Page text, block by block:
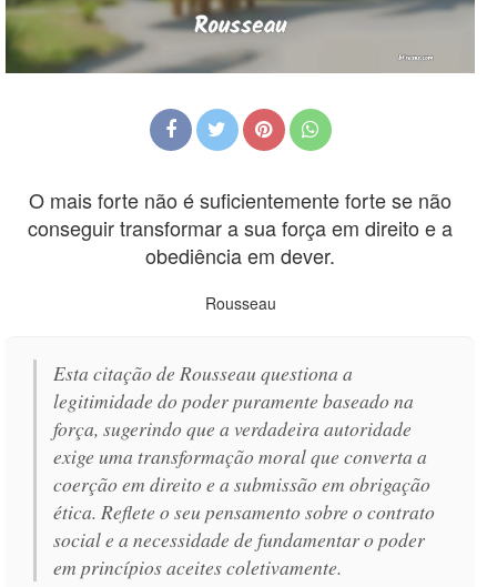
O mais forte não é suficientemente forte se não
conseguir transformar a sua força em direito e a
obediência em dever.
Rousseau
Esta citação de Rousseau questiona a
legitimidade do poder puramente baseado na
força, sugerindo que a verdadeira autoridade
exige uma transformação moral que converta a
coerção em direito e a submissão em obrigação
ética. Reflete o seu pensamento sobre o contrato
social e a necessidade de fundamentar o poder
em princípios aceites coletivamente.